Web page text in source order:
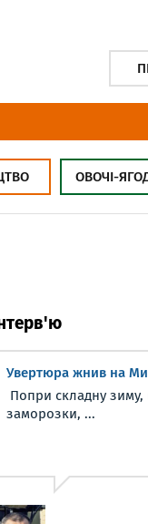
ОВОЧІ-
Увертюра жнив на
Попри складну зиму,
заморозки, ...